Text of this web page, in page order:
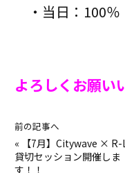
・当日：100％
よろしくお願い
前の記事へ
«
【7月】Citywave × R-
貸切セッション開催しま
す！！